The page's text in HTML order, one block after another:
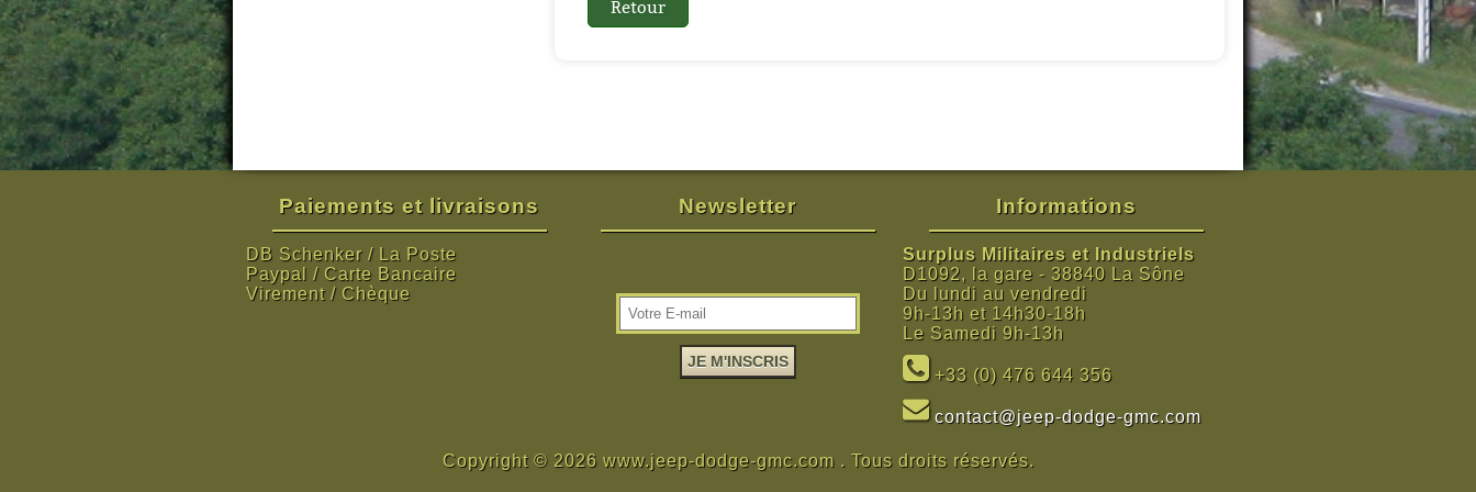
Paiements et livraisons Newsletter Informations
DB Schenker / La Poste
Paypal / Carte Bancaire
Virement / Chèque
Surplus Militaires et Industriels
D1092, la gare - 38840 La Sône
Du lundi au vendredi
9h-13h et 14h30-18h
Le Samedi 9h-13h
+33 (0) 476 644 356
contact@jeep-dodge-gmc.com
Copyright © 2026 www.jeep-dodge-gmc.com . Tous droits réservés.